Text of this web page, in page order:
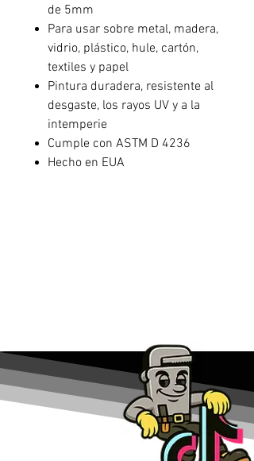
de 5mm
Para usar sobre metal, madera,
vidrio, plástico, hule, cartón,
textiles y papel
Pintura duradera, resistente al
desgaste, los rayos UV y a la
intemperie
Cumple con ASTM D 4236
Hecho en EUA